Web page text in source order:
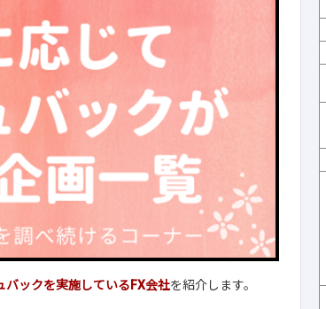
バックを実施しているFX会社を紹介します。